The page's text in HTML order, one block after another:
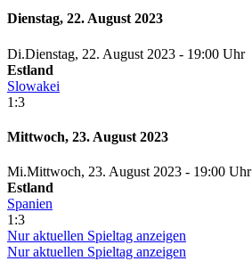
Dienstag, 22. August 2023
Di.Dienstag, 22. August 2023 - 19:00 Uhr
Estland
Slowakei
1:3
Mittwoch, 23. August 2023
Mi.Mittwoch, 23. August 2023 - 19:00 Uhr
Estland
Spanien
1:3
Nur aktuellen Spieltag anzeigen
Nur aktuellen Spieltag anzeigen